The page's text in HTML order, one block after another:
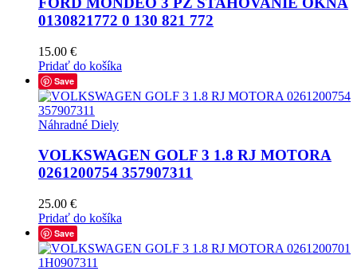
0130821772 0 130 821 772
15.00 €
Pridať do košíka
Save
Náhradné Diely
VOLKSWAGEN GOLF 3 1.8 RJ MOTORA
0261200754 357907311
25.00 €
Pridať do košíka
Save